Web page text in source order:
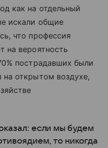
как на отдельный
искали общие
что профессия
на вероятность
пострадавших были
открытом воздухе,
если мы будем
то никогда